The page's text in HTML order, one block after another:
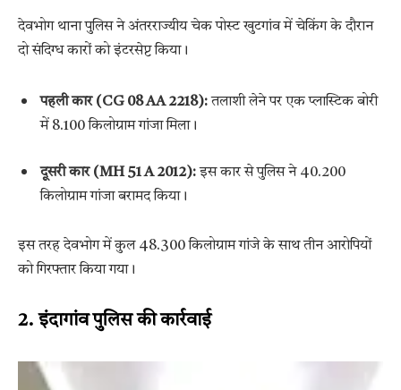
देवभोग थाना पुलिस ने अंतरराज्यीय चेक पोस्ट खुटगांव में चेकिंग के दौरान
दो संदिग्ध कारों को इंटरसेप्ट किया।
पहली कार (CG 08 AA 2218):तलाशी लेने पर एक प्लास्टिक बोरी
में 8.100 किलोग्राम गांजा मिला।
दूसरी कार (MH 51 A 2012):इस कार से पुलिस ने 40.200
किलोग्राम गांजा बरामद किया।
इस तरह देवभोग में कुल 48.300 किलोग्राम गांजे के साथ तीन आरोपियों
को गिरफ्तार किया गया।
2. इंदागांव पुलिस की कार्रवाई